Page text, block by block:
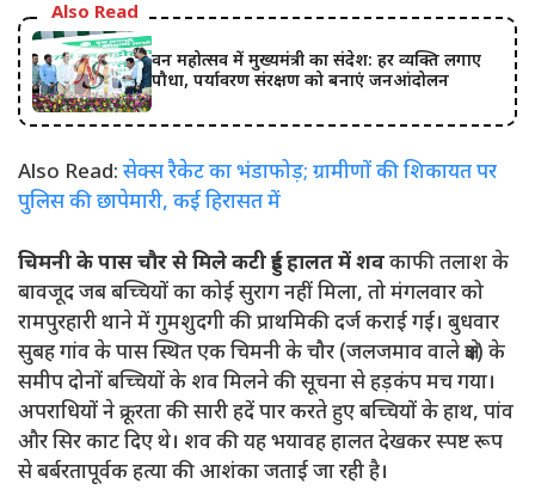
Also Read
वन महोत्सव में मुख्यमंत्री का संदेश: हर व्यक्ति लगाए
पौधा, पर्यावरण संरक्षण को बनाएं जनआंदोलन
Also Read: सेक्स रैकेट का भंडाफोड़; ग्रामीणों की शिकायत पर
पुलिस की छापेमारी, कई हिरासत में
चिमनी के पास चौर से मिले कटी हुई हालत में शवकाफी तलाश के
बावजूद जब बच्चियों का कोई सुराग नहीं मिला, तो मंगलवार को
रामपुरहारी थाने में गुमशुदगी की प्राथमिकी दर्ज कराई गई। बुधवार
सुबह गांव के पास स्थित एक चिमनी के चौर (जलजमाव वाले क्षेत्र) के
समीप दोनों बच्चियों के शव मिलने की सूचना से हड़कंप मच गया।
अपराधियों ने क्रूरता की सारी हदें पार करते हुए बच्चियों के हाथ, पांव
और सिर काट दिए थे। शव की यह भयावह हालत देखकर स्पष्ट रूप
से बर्बरतापूर्वक हत्या की आशंका जताई जा रही है।